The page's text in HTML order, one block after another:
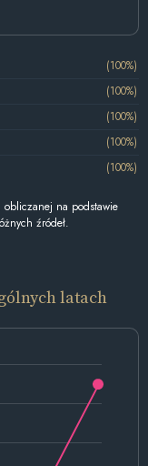
(100%)
(100%)
(100%)
(100%)
(100%)
obliczanej na podstawie
źródeł.
latach